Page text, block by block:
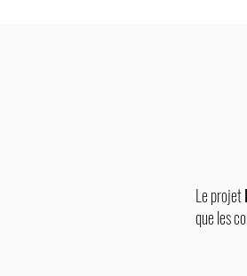
Le projet
que les